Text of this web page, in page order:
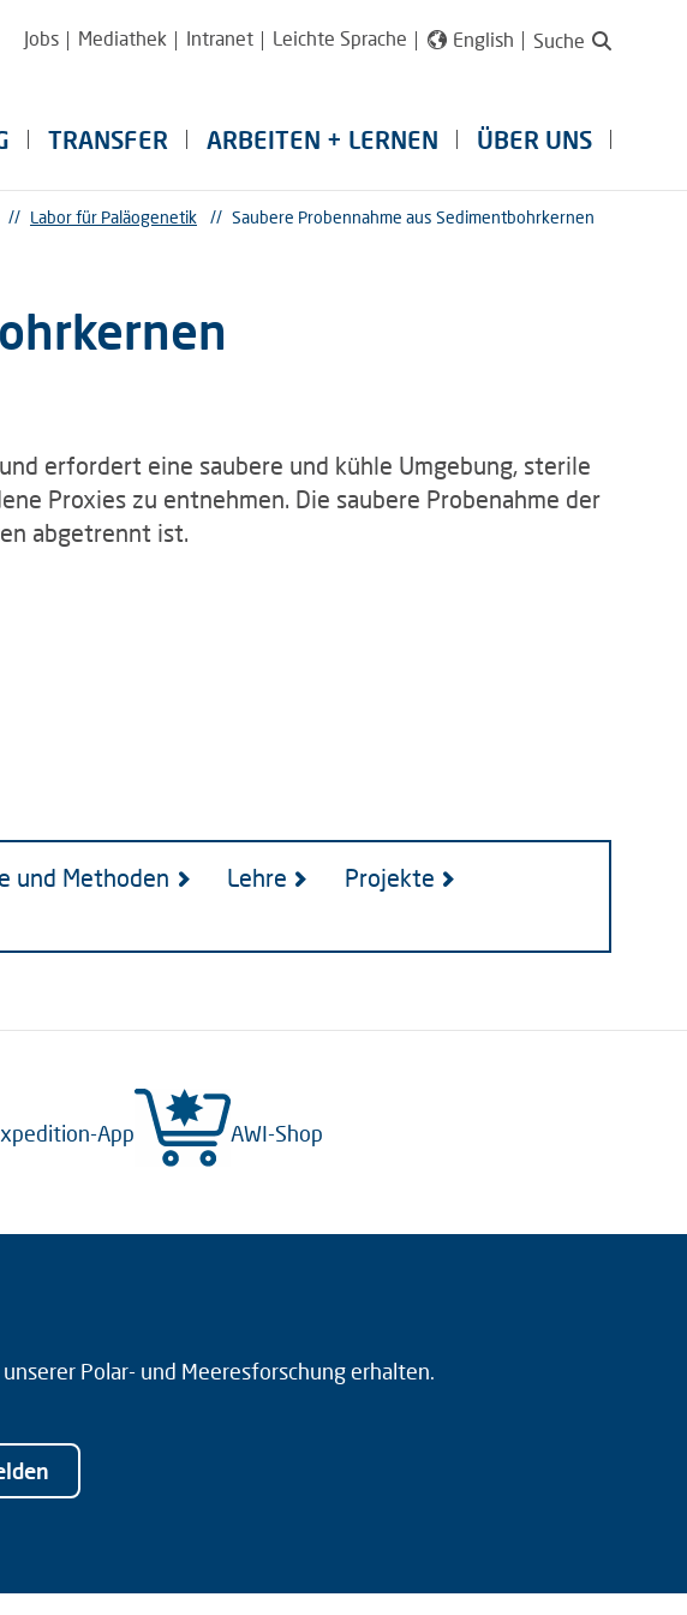
Jobs Mediathek Intranet Leichte Sprache English Suche
TRANSFER ARBEITEN + LERNEN ÜBER UNS
// Labor für Paläogenetik // Saubere Probennahme aus Sedimentbohrkernen
erfordert eine saubere und kühle Umgebung, sterile
Proxies zu entnehmen. Die saubere Probenahme der
abgetrennt ist.
und Methoden Lehre Projekte
App AWI-Shop
Polar- und Meeresforschung erhalten.